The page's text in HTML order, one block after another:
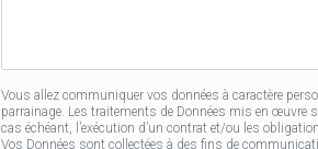
Vous allez communiquer vos données à caractère
parrainage. Les traitements de Données mis en
cas échéant, l’exécution d’un contrat et/ou les
Vos Données sont collectées à des fins de